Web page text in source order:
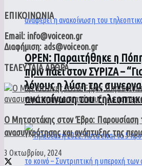
ΟPEN: Παραιτήθηκε η
πριν πάει στον ΣΥΡΙΖΑ –
λόγους η λύση της
ανακοίνωση του
ΕΠΙΚΟΙΝΩΝΙΑ
Email: info@voiceon.gr
Διαφήμιση: ads@voiceon.gr
ΤΕΛΕΥΤΑΙΑ ΑΡΘΡΑ
Ο Μητσοτάκης στον Έβρο: Παρουσίαση
ανασυγκρότησης και ανάπτυξης της
3 Οκτωβρίου, 2024